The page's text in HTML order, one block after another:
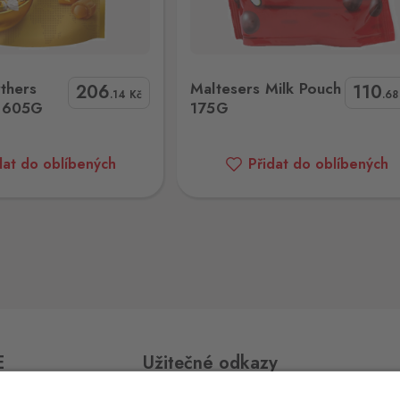
26 ks
206.14 Kč
do oblíbených
Maltesers Milk Pouch
175G
110.68
Přidat do oblíbených
Užitečné odkazy